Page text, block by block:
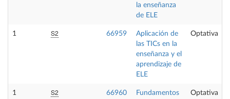
la enseñanza
de ELE
1 S2 66959
Aplicación de
las TICs en la
enseñanza y el
aprendizaje de
ELE
Optativa
1 S2 66960
Fundamentos
Optativa